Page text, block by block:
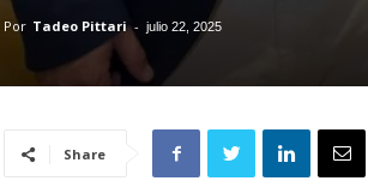
Por Tadeo Pittari - julio 22, 2025
Share